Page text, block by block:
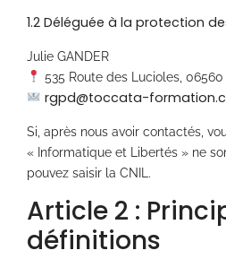
1.2 Déléguée à la protection
Julie GANDER
535 Route des Lucioles,
rgpd@toccata-
Si, après nous avoir contactés,
« Informatique et Libertés » ne
pouvez saisir la CNIL.
Article 2 :
définitions